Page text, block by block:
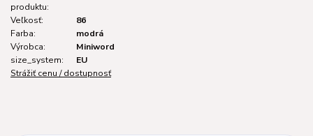
produktu:
Veľkosť:
86
Farba:
modrá
Výrobca:
Miniword
size_system:
EU
Strážiť cenu / dostupnosť